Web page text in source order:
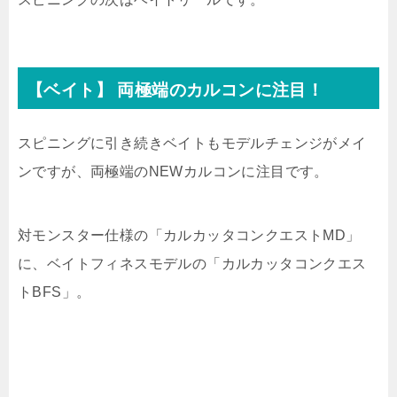
【ベイト】 両極端のカルコンに注目！
スピニングに引き続きベイトもモデルチェンジがメイ
ンですが、両極端のNEWカルコンに注目です。
対モンスター仕様の「カルカッタコンクエストMD」
に、ベイトフィネスモデルの「カルカッタコンクエス
トBFS」。